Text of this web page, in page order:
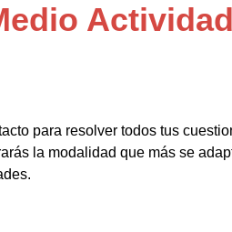
para resolver todos tus
la modalidad que más se